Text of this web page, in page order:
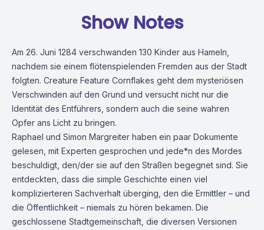
Show Notes
Am 26. Juni 1284 verschwanden 130 Kinder aus Hameln,
nachdem sie einem flötenspielenden Fremden aus der Stadt
folgten. Creature Feature Cornflakes geht dem mysteriösen
Verschwinden auf den Grund und versucht nicht nur die
Identität des Entführers, sondern auch die seine wahren
Opfer ans Licht zu bringen.
Raphael und Simon Margreiter haben ein paar Dokumente
gelesen, mit Experten gesprochen und jede*n des Mordes
beschuldigt, den/der sie auf den Straßen begegnet sind. Sie
entdeckten, dass die simple Geschichte einen viel
komplizierteren Sachverhalt überging, den die Ermittler – und
die Öffentlichkeit – niemals zu hören bekamen. Die
geschlossene Stadtgemeinschaft, die diversen Versionen